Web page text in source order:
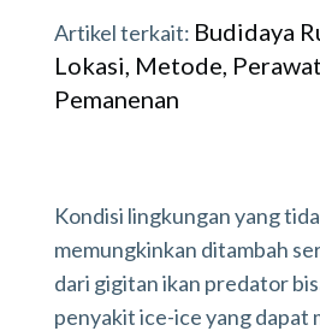
Artikel terkait: Budidaya
Lokasi, Metode,
Pemanenan
Kondisi lingkungan yang
memungkinkan ditambah
dari gigitan ikan predator
penyakit ice-ice yang dapat